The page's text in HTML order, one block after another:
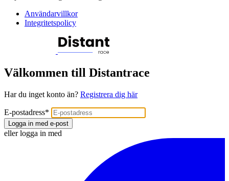
Användarvillkor
Integritetspolicy
Välkommen till Distantrace
Har du inget konto än? Registrera dig här
E-postadress*
Logga in med e-post
eller logga in med